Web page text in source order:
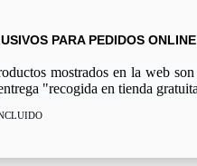
PARA PEDIDOS ONLINE
mostrados en la web
"recogida en tienda